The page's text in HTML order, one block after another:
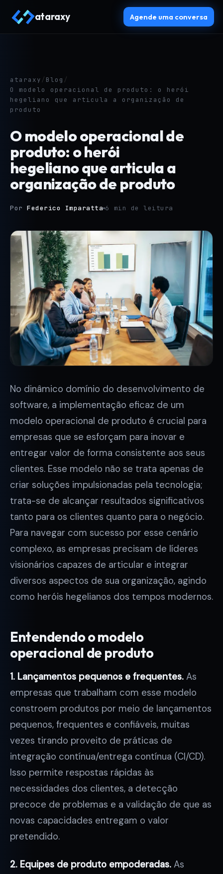
ataraxy Agende uma conversa
ataraxy / Blog /
O modelo operacional de produto: o herói
hegeliano que articula a organização de
produto
O modelo operacional de
produto: o herói
hegeliano que articula a
organização de produto
PorFederico Imparatta 6 min de leitura
No dinâmico domínio do desenvolvimento de
software, a implementação eficaz de um
modelo operacional de produto é crucial para
empresas que se esforçam para inovar e
entregar valor de forma consistente aos seus
clientes. Esse modelo não se trata apenas de
criar soluções impulsionadas pela tecnologia;
trata-se de alcançar resultados significativos
tanto para os clientes quanto para o negócio.
Para navegar com sucesso por esse cenário
complexo, as empresas precisam de líderes
visionários capazes de articular e integrar
diversos aspectos de sua organização, agindo
como heróis hegelianos dos tempos modernos.
Entendendo o modelo
operacional de produto
1. Lançamentos pequenos e frequentes. As
empresas que trabalham com esse modelo
constroem produtos por meio de lançamentos
pequenos, frequentes e confiáveis, muitas
vezes tirando proveito de práticas de
integração contínua/entrega contínua (CI/CD).
Isso permite respostas rápidas às
necessidades dos clientes, a detecção
precoce de problemas e a validação de que as
novas capacidades entregam o valor
pretendido.
2. Equipes de produto empoderadas. As